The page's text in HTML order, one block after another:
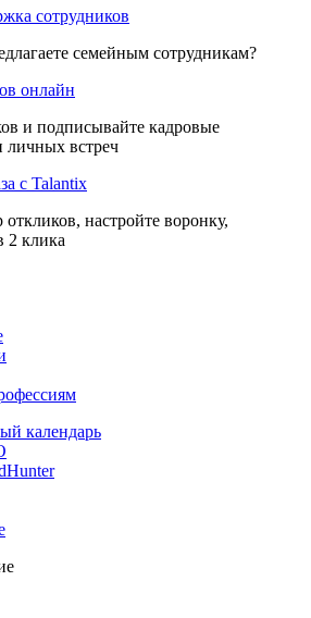
сотрудников
семейным сотрудникам?
онлайн
и подписывайте кадровые
личных встреч
с Talantix
настройте воронку,
2 клика
календарь